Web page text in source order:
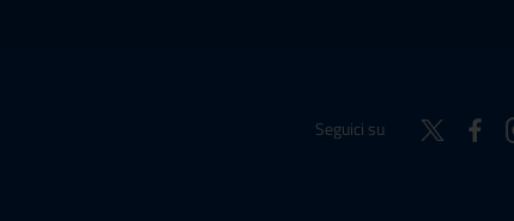
Seguici su